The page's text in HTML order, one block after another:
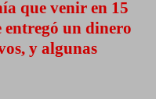
que venir en 15
un dinero
y algunas